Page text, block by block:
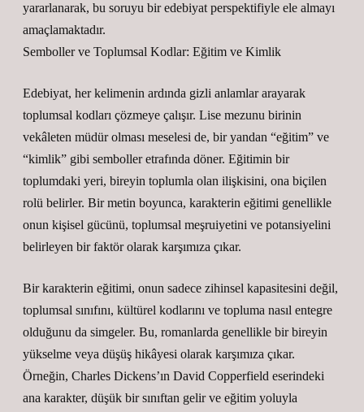
yararlanarak, bu soruyu bir edebiyat perspektifiyle ele almayı
amaçlamaktadır.
Semboller ve Toplumsal Kodlar: Eğitim ve Kimlik
Edebiyat, her kelimenin ardında gizli anlamlar arayarak
toplumsal kodları çözmeye çalışır. Lise mezunu birinin
vekâleten müdür olması meselesi de, bir yandan “eğitim” ve
“kimlik” gibi semboller etrafında döner. Eğitimin bir
toplumdaki yeri, bireyin toplumla olan ilişkisini, ona biçilen
rolü belirler. Bir metin boyunca, karakterin eğitimi genellikle
onun kişisel gücünü, toplumsal meşruiyetini ve potansiyelini
belirleyen bir faktör olarak karşımıza çıkar.
Bir karakterin eğitimi, onun sadece zihinsel kapasitesini değil,
toplumsal sınıfını, kültürel kodlarını ve topluma nasıl entegre
olduğunu da simgeler. Bu, romanlarda genellikle bir bireyin
yükselme veya düşüş hikâyesi olarak karşımıza çıkar.
Örneğin, Charles Dickens’ın David Copperfield eserindeki
ana karakter, düşük bir sınıftan gelir ve eğitim yoluyla